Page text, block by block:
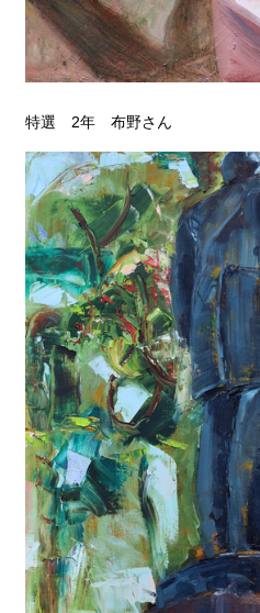
特選 2年 布野さん